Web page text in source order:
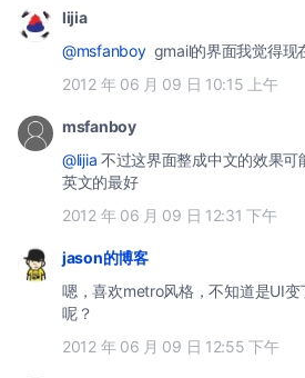
lijia
@msfanboygmail的界面我觉得现
2012 年 06 月 09 日 10:15 上午
msfanboy
@lijia 不过这界面整成中文的效果
英文的最好
2012 年 06 月 09 日 12:31 下午
jason的博客
嗯，喜欢metro风格，不知道是UI
呢？
2012 年 06 月 09 日 12:55 下午